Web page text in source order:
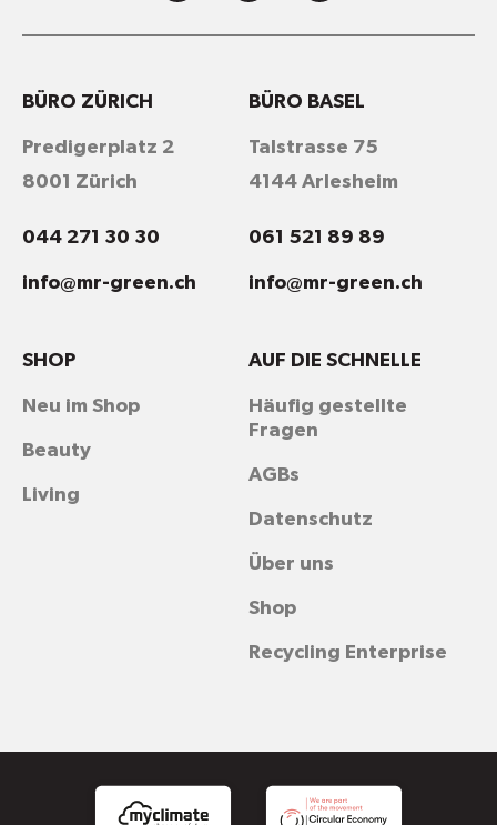
BÜRO ZÜRICH
Predigerplatz 2
8001 Zürich
044 271 30 30
info@mr-green.ch
BÜRO BASEL
Talstrasse 75
4144 Arlesheim
061 521 89 89
info@mr-green.ch
AUF DIE SCHNELLE
Häufig gestellte
Fragen
AGBs
Datenschutz
Über uns
Shop
Recycling Enterprise
SHOP
Neu im Shop
Beauty
Living